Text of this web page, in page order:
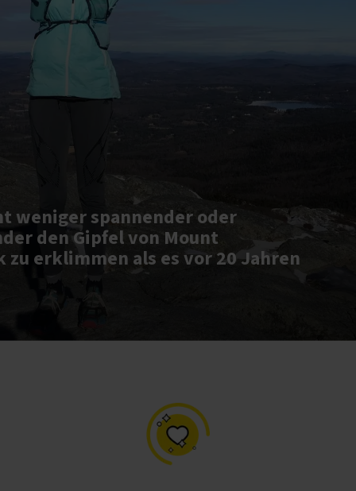
weniger spannender oder
den Gipfel von Mount
zu erklimmen als es vor 20 Jahren